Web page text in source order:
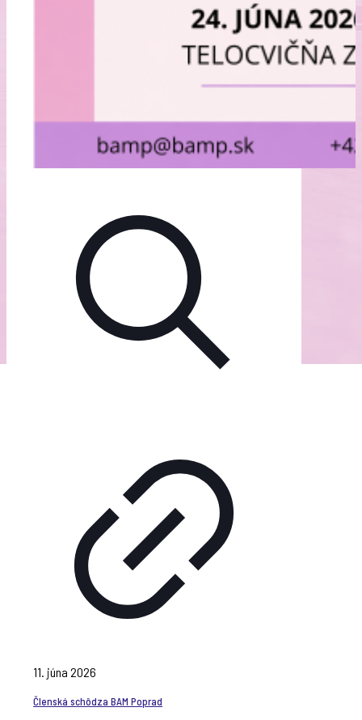
11. júna 2026
Členská schôdza BAM Poprad